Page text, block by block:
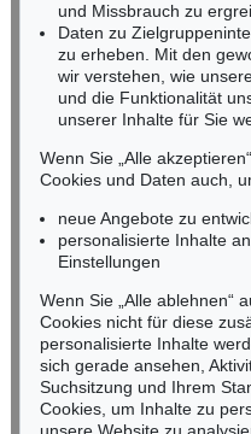
Auktion 523 - Lot 361
Meerweibchen, 1891
Ergebnis:€ 137.500
NORDDEUTSCHLAND
Nico Kassel, M.A.
Tel.: +49 (0)89 55244-164
Mobil: +49 (0)171 8618661
Keine Auktion
Wir informieren
Jetzt zum
und Missbrauch zu
Daten zu
zu erheben. Mit den
wir verstehen, wie
und die Funktionalität
unserer Inhalte für Sie
Wenn Sie „Alle
Cookies und Daten auch,
neue Angebote zu
personalisierte Inhalte
Einstellungen
Wenn Sie „Alle ablehnen“
Cookies nicht für diese
personalisierte Inhalte
sich gerade ansehen,
Suchsitzung und Ihrem
Cookies, um Inhalte zu